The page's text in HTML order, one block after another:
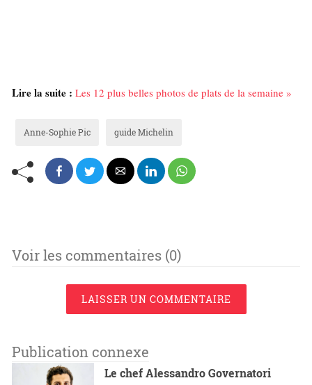
Lire la suite : Les 12 plus belles photos de plats de la semaine »
Anne-Sophie Pic guide Michelin
Voir les commentaires (0)
LAISSER UN COMMENTAIRE
Publication connexe
Le chef Alessandro Governatori